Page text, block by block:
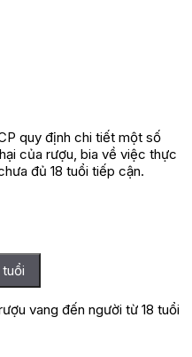
quy định chi tiết một số
của rượu, bia về việc thực
đủ 18 tuổi tiếp cận.
vang đến người từ 18 tuổi